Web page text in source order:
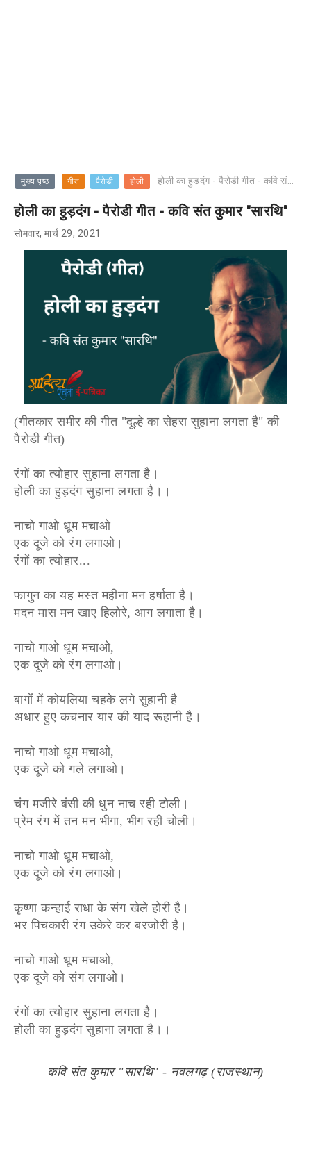
मुख्य पृष्ठ गीत पैरोडी होली होली का हुड़दंग - पैरोडी गीत - कवि संत कुमार "सारथि"
होली का हुड़दंग - पैरोडी गीत - कवि संत कुमार "सारथि"
सोमवार, मार्च 29, 2021
(गीतकार समीर की गीत "दूल्हे का सेहरा सुहाना लगता है" की
पैरोडी गीत)
रंगों का त्योहार सुहाना लगता है।
होली का हुड़दंग सुहाना लगता है।।
नाचो गाओ धूम मचाओ
एक दूजे को रंग लगाओ।
रंगों का त्योहार...
फागुन का यह मस्त महीना मन हर्षाता है।
मदन मास मन खाए हिलोरे, आग लगाता है।
नाचो गाओ धूम मचाओ,
एक दूजे को रंग लगाओ।
बागों में कोयलिया चहके लगे सुहानी है
अधार हुए कचनार यार की याद रूहानी है।
नाचो गाओ धूम मचाओ,
एक दूजे को गले लगाओ।
चंग मजीरे बंसी की धुन नाच रही टोली।
प्रेम रंग में तन मन भीगा, भीग रही चोली।
नाचो गाओ धूम मचाओ,
एक दूजे को रंग लगाओ।
कृष्णा कन्हाई राधा के संग खेले होरी है।
भर पिचकारी रंग उकेरे कर बरजोरी है।
नाचो गाओ धूम मचाओ,
एक दूजे को संग लगाओ।
रंगों का त्योहार सुहाना लगता है।
होली का हुड़दंग सुहाना लगता है।।
कवि संत कुमार "सारथि" - नवलगढ़ (राजस्थान)